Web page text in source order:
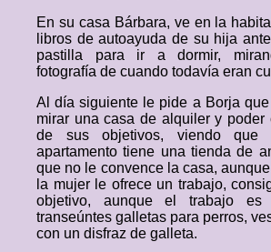
En su casa Bárbara, ve en la
libros de autoayuda de su hija
pastilla para ir a dormir,
fotografía de cuando todavía eran
Al día siguiente le pide a Borja
mirar una casa de alquiler y poder
de sus objetivos, viendo que
apartamento tiene una tienda de
que no le convence la casa,
la mujer le ofrece un trabajo,
objetivo, aunque el trabajo
transeúntes galletas para perros,
con un disfraz de galleta.